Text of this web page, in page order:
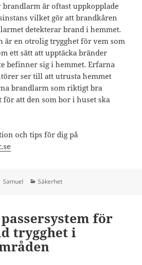
brandlarm är oftast uppkopplade
vilket gör att brandkåren
detekterar brand i hemmet.
är en otrolig trygghet för vem som
ett sätt att upptäcka bränder
befinner sig i hemmet. Erfarna
ser till att utrusta hemmet
brandlarm som riktigt bra
att den som bor i huset ska
och tips för dig på
Författare
Samuel Kategorier
Säkerhet
för
trygghet i